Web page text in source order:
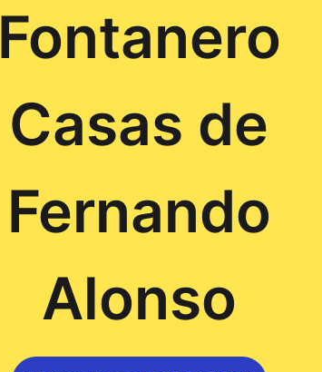
Fontanero
Casas de
Fernando
Alonso